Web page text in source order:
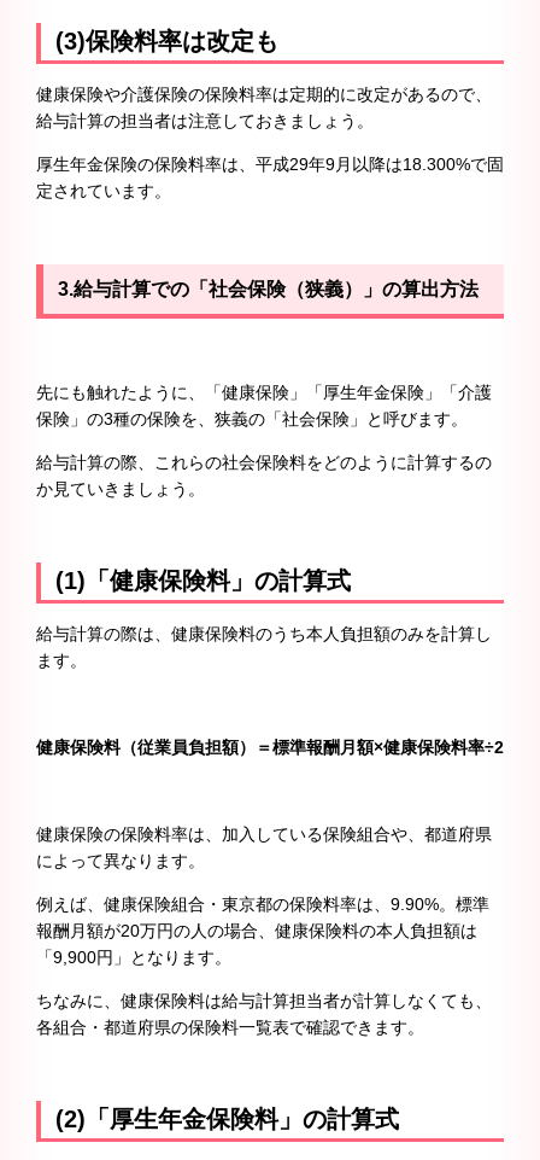
(3)保険料率は改定も
健康保険や介護保険の保険料率は定期的に改定があるので、
給与計算の担当者は注意しておきましょう。
厚生年金保険の保険料率は、平成29年9月以降は18.300%で固
定されています。
3.給与計算での「社会保険（狭義）」の算出方法
先にも触れたように、「健康保険」「厚生年金保険」「介護
保険」の3種の保険を、狭義の「社会保険」と呼びます。
給与計算の際、これらの社会保険料をどのように計算するの
か見ていきましょう。
(1)「健康保険料」の計算式
給与計算の際は、健康保険料のうち本人負担額のみを計算し
ます。
健康保険料（従業員負担額）＝標準報酬月額×健康保険料率÷2
健康保険の保険料率は、加入している保険組合や、都道府県
によって異なります。
例えば、健康保険組合・東京都の保険料率は、9.90%。標準
報酬月額が20万円の人の場合、健康保険料の本人負担額は
「9,900円」となります。
ちなみに、健康保険料は給与計算担当者が計算しなくても、
各組合・都道府県の保険料一覧表で確認できます。
(2)「厚生年金保険料」の計算式